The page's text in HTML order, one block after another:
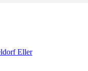
Eller